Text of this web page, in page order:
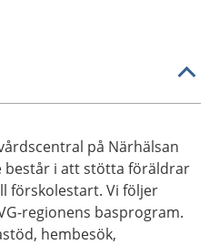
på Närhälsan
består i att stötta föräldrar
förskolestart. Vi följer
regionens basprogram.
hembesök,